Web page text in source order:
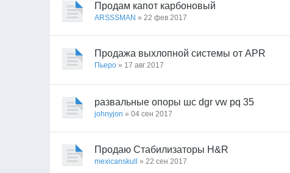
Продам капот карбоновый
ARSSSMAN » 22 фев 2017
Продажа выхлопной системы от APR
Пьеро » 17 авг 2017
развальные опоры шс dgr vw pq 35
johnyjon » 04 сен 2017
Продаю Стабилизаторы H&R
mexicanskull » 22 сен 2017